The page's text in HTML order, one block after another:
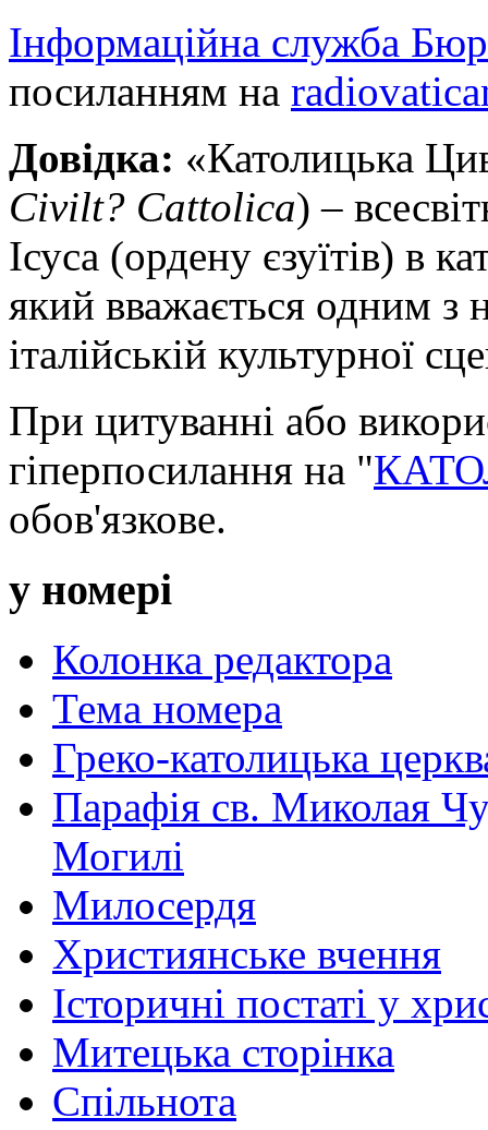
Інформаційна служба
посиланням на
Довідка: «Католицька
Civilt? Cattolica) –
Ісуса (ордену єзуїтів) в
який вважається одним з
італійській культурної
При цитуванні або
гіперпосилання на "
обов'язкове.
у номері
Колонка редактора
Тема номера
Греко-католицька
Парафія св. Миколая
Могилі
Милосердя
Християнське вчення
Історичні постаті у
Митецька сторінка
Спільнота